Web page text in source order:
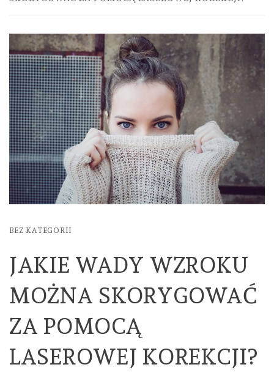
BEZ KATEGORII
JAKIE WADY WZROKU
MOŻNA SKORYGOWAĆ
ZA POMOCĄ
LASEROWEJ KOREKCJI?